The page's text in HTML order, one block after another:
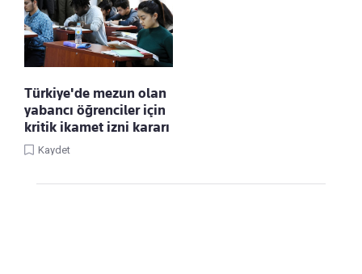
Türkiye'de mezun olan
yabancı öğrenciler için
kritik ikamet izni kararı
Kaydet